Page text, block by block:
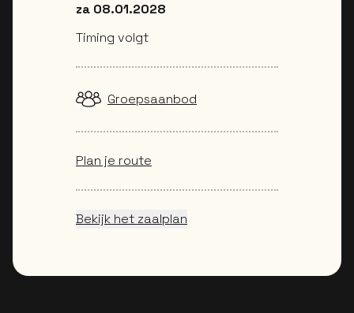
za 08.01.2028
Timing volgt
Groepsaanbod
Plan je route
Bekijk het zaalplan